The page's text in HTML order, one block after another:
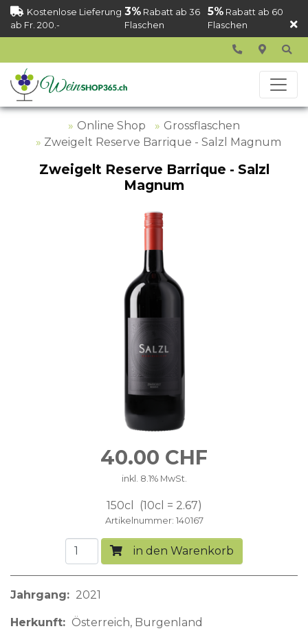
Kostenlose Lieferung
ab Fr. 200.-
3% Rabatt ab 36
Flaschen
5%Rabatt ab 60
Flaschen
Online Shop
Grossflaschen
Zweigelt Reserve Barrique - Salzl Magnum
Zweigelt Reserve Barrique - Salzl
Magnum
40.00 CHF
inkl. 8.1% MwSt.
150cl 10cl = 2.67
Artikelnummer 140167
in den Warenkorb
Jahrgang 2021
Herkunft Österreich Burgenland